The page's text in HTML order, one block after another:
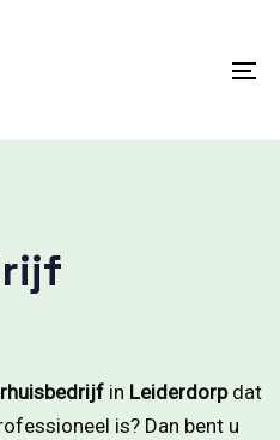
in Leiderdorpdat
is? Dan bent u